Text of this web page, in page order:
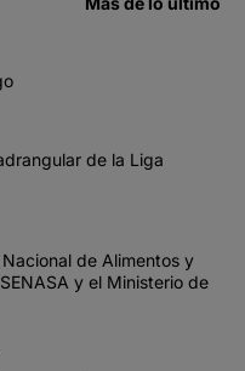
de la Liga
de Alimentos y
y el Ministerio de